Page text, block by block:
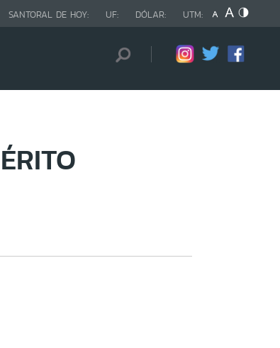
SANTORAL DE HOY: UF: DÓLAR: UTM: